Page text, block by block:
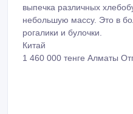
выпечка различных
небольшую массу. Это в
рогалики и булочки.
Китай
1 460 000 тенге Алматы